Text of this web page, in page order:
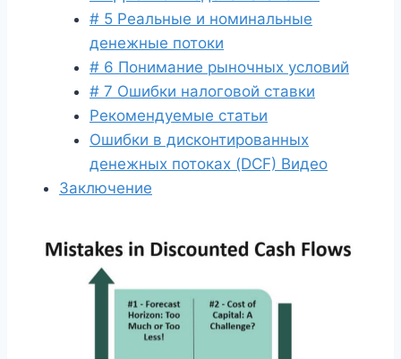
# 5 Реальные и номинальные
денежные потоки
# 6 Понимание рыночных условий
# 7 Ошибки налоговой ставки
Рекомендуемые статьи
Ошибки в дисконтированных
денежных потоках (DCF) Видео
Заключение